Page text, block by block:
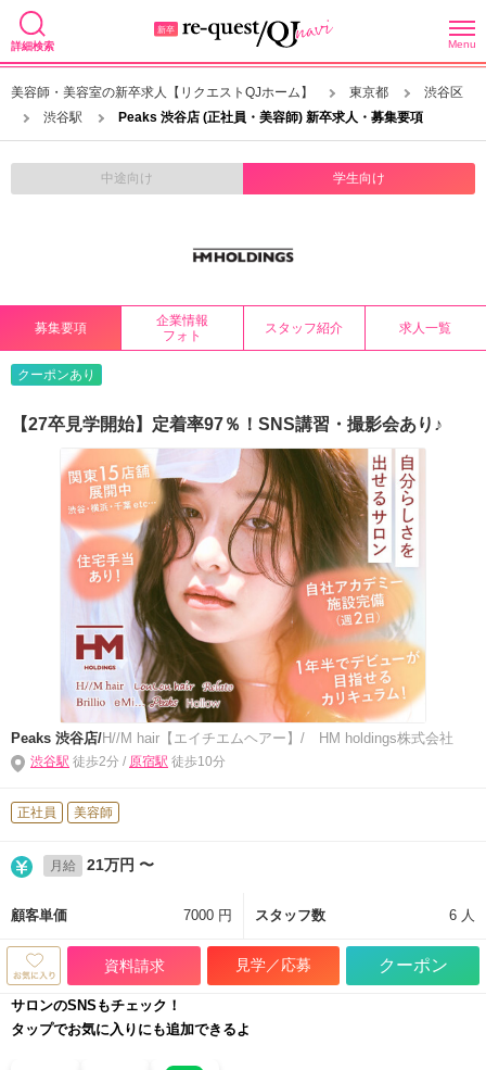
詳細検索 Menu
美容師・美容室の新卒求人【リクエストQJホーム】 東京都
渋谷区
渋谷駅
Peaks 渋谷店 (正社員・美容師) 新卒求人・募集要項
中途向け 学生向け
募集要項
企業情報
フォト
スタッフ紹介 求人一覧
クーポンあり
【27卒見学開始】定着率97％！SNS講習・撮影会あり♪
Peaks 渋谷店/H//M hair【エイチエムヘアー】/ HM holdings株式会社
渋谷駅 徒歩2分 / 原宿駅 徒歩10分
正社員 美容師
月給 21万円 〜
顧客単価 7000 円 スタッフ数 6 人
資料請求 見学／応募 クーポン
サロンのSNSもチェック！
タップでお気に入りにも追加できるよ